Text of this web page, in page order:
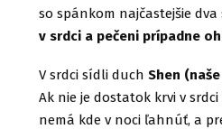
so spánkom najčastejšie dva
v srdci a pečeni prípadne
V srdci sídli duch Shen
Ak nie je dostatok krvi v
nemá kde v noci ľahnúť, a